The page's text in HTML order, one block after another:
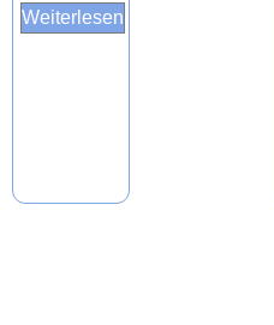
Weiterlesen